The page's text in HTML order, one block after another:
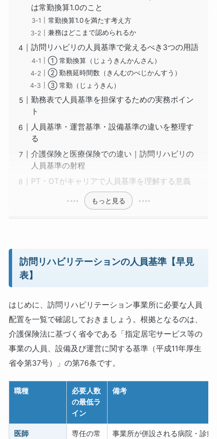
は常勤換算1.0のこと
常勤換算1.0を満たす考え方
兼務はどこまで認められるか
訪問リハビリの人員基準で覚えるべき3つの用語
① 常勤換算（じょうきんかんさん）
② 勤務延時間数（きんむのべじかんすう）
③ 常勤（じょうきん）
勤務表で人員基準を担保するための実務ポイン
ト
人員基準・運営基準・設備基準の違いを整理す
る
介護保険と医療保険での違い｜訪問リハビリの
人員基準の射程
PT・OTがキャリアで人員基準を理解する意義
もっと見る
訪問リハビリテーションの人員基準【早見
表】
はじめに、訪問リハビリテーション事業所に必要な人員
配置を一覧で確認しておきましょう。根拠となるのは、
介護保険法に基づく省令である「指定居宅サービス等の
事業の人員、設備及び運営に関する基準（平成11年厚生
省令第37号）」の第76条です。
職種
必要人数
の最低ラ
イン
備考
医師
専任の常
事業所が併設される病院・診療